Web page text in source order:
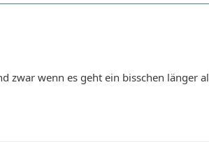
zwar wenn es geht ein bisschen länger